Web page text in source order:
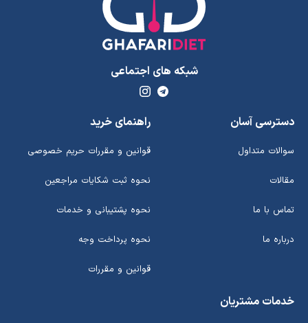
شبکه های اجتماعی
دسترسی آسان
سوالات متداول
مقالات
تماس با ما
درباره ما
راهنمای خرید
قوانین و مقررات حریم خصوصی
نحوه ثبت شکایات مراجعین
نحوه پشتیبانی و خدمات
نحوه پرداخت وجه
قوانین و مقررات
خدمات مشتریان